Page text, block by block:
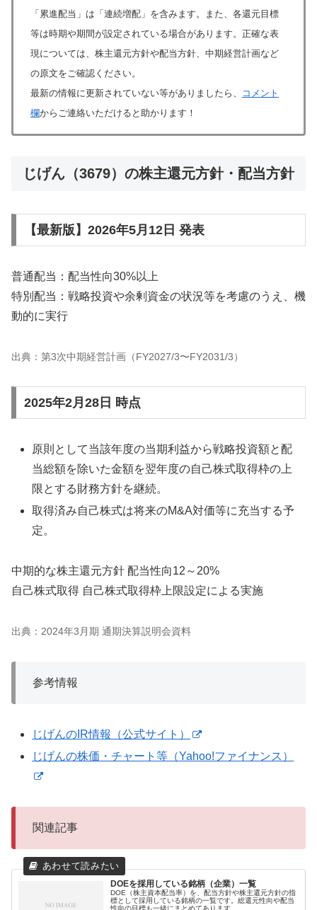
「累進配当」は「連続増配」を含みます。また、各還元目標
等は時期や期間が設定されている場合があります。正確な表
現については、株主還元方針や配当方針、中期経営計画など
の原文をご確認ください。
最新の情報に更新されていない等がありましたら、
コメント
欄からご連絡いただけると助かります！
じげん（3679）の株主還元方針・配当方針
【最新版】2026年5月12日 発表
普通配当：配当性向30%以上
特別配当：戦略投資や余剰資金の状況等を考慮のうえ、機
動的に実行
出典：第3次中期経営計画（FY2027/3〜FY2031/3）
2025年2月28日 時点
原則として当該年度の当期利益から戦略投資額と配
当総額を除いた金額を翌年度の自己株式取得枠の上
限とする財務方針を継続。
取得済み自己株式は将来のM&A対価等に充当する予
定。
中期的な株主還元方針 配当性向12～20%
自己株式取得 自己株式取得枠上限設定による実施
出典：2024年3月期 通期決算説明会資料
参考情報
じげんのIR情報（公式サイト）
じげんの株価・チャート等（Yahoo!ファイナンス）
関連記事
DOEを採用している銘柄（企業）一覧
DOE（株主資本配当率）を、配当方針や株主還元方針の指
標として採用している銘柄の一覧です。総還元性向や配当
性向の目標も一緒にまとめてあります。